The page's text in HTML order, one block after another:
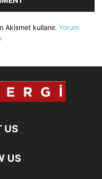
Akismet kullanır. Yorum
US
US